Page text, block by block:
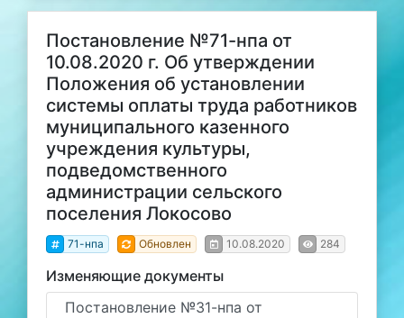
Постановление №71-нпа от
10.08.2020 г. Об утверждении
Положения об установлении
системы оплаты труда работников
муниципального казенного
учреждения культуры,
подведомственного
администрации сельского
поселения Локосово
71-нпа Обновлен 10.08.2020 284
Изменяющие документы
Постановление №31-нпа от